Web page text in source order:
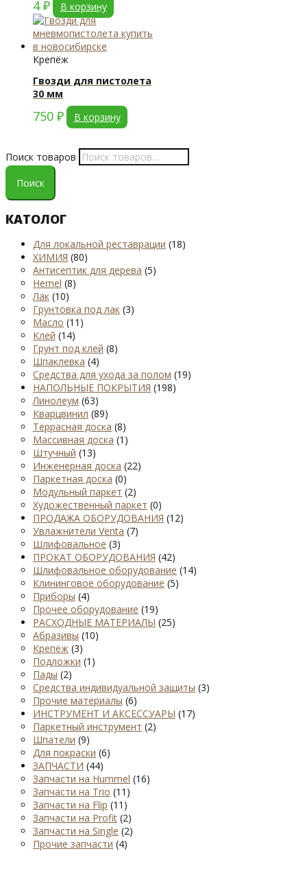
Поиск товаров
Поиск
КАТОЛОГ
Для локальной реставрации (18)
ХИМИЯ (80)
Антисептик для дерева (5)
Hemel (8)
Лак (10)
Грунтовка под лак (3)
Масло (11)
Клей (14)
Грунт под клей (8)
Шпаклевка (4)
Средства для ухода за полом (19)
НАПОЛЬНЫЕ ПОКРЫТИЯ (198)
Линолеум (63)
Кварцвинил (89)
Террасная доска (8)
Массивная доска (1)
Штучный (13)
Инженерная доска (22)
Паркетная доска (0)
Модульный паркет (2)
Художественный паркет (0)
ПРОДАЖА ОБОРУДОВАНИЯ (12)
Увлажнители Venta (7)
Шлифовальное (3)
ПРОКАТ ОБОРУДОВАНИЯ (42)
Шлифовальное оборудование (14)
Клининговое оборудование (5)
Приборы (4)
Прочее оборудование (19)
РАСХОДНЫЕ МАТЕРИАЛЫ (25)
Абразивы (10)
Крепёж (3)
Подложки (1)
Пады (2)
Средства индивидуальной защиты (3)
Прочие материалы (6)
ИНСТРУМЕНТ И АКСЕССУАРЫ (17)
Паркетный инструмент (2)
Шпатели (9)
Для покраски (6)
ЗАПЧАСТИ (44)
Запчасти на Hummel (16)
Запчасти на Trio (11)
Запчасти на Flip (11)
Запчасти на Profit (2)
Запчасти на Single (2)
Прочие запчасти (4)
4₽ В корзину
Крепёж
Гвозди для пистолета
30 мм
750 ₽ В корзину